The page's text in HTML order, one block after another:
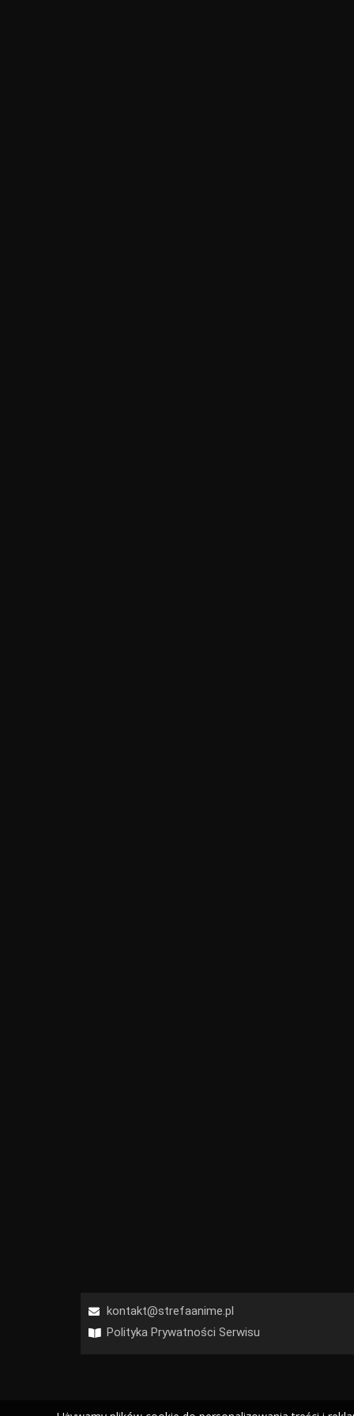
kontakt@strefaanime.pl
Polityka Prywatności Serwisu